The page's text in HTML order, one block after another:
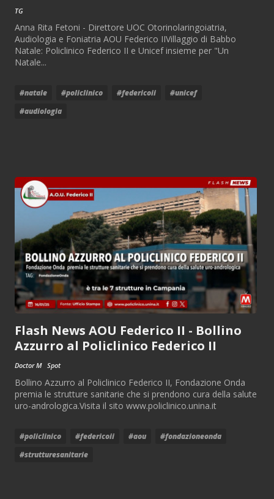
TG
Anna Rita Fetoni - Direttore UOC Otorinolaringoiatria,
Audiologia e Foniatria AOU Federico IIVillaggio di Babbo
Natale: Policlinico Federico II e Unicef insieme per "Un
Natale...
#natale #policlinico #federicoii
#unicef
#audiologia
Flash News AOU Federico II - Bollino
Azzurro al Policlinico Federico II
Doctor M Spot
Bollino Azzurro al Policlinico Federico II, Fondazione Onda
premia le strutture sanitarie che si prendono cura della salute
uro-andrologica.Visita il sito www.policlinico.unina.it
#policlinico #federicoii #aou
#fondazioneonda
#strutturesanitarie